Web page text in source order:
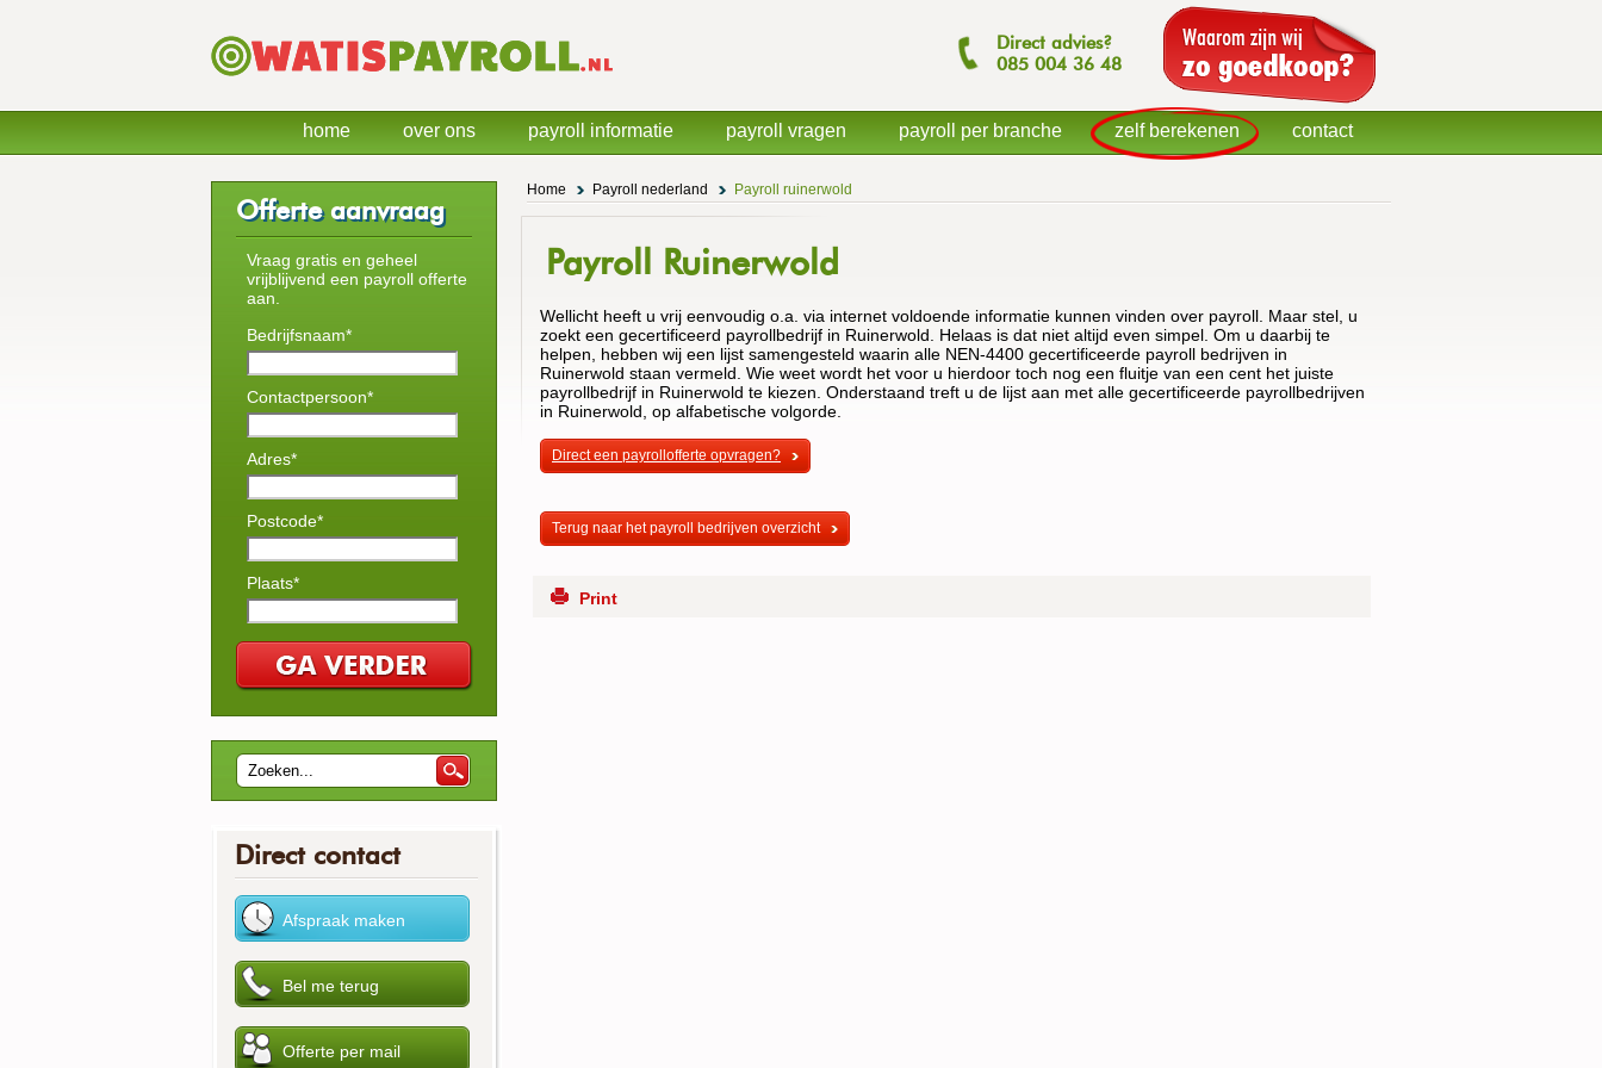
Direct advies?
085 004 36 48
Home Payroll nederland Payroll ruinerwold
Payroll Ruinerwold
Wellicht heeft u vrij eenvoudig o.a. via internet voldoende informatie kunnen vinden over payroll. Maar stel, u
zoekt een gecertificeerd payrollbedrijf in Ruinerwold. Helaas is dat niet altijd even simpel. Om u daarbij te
helpen, hebben wij een lijst samengesteld waarin alle NEN-4400 gecertificeerde payroll bedrijven in
Ruinerwold staan vermeld. Wie weet wordt het voor u hierdoor toch nog een fluitje van een cent het juiste
payrollbedrijf in Ruinerwold te kiezen. Onderstaand treft u de lijst aan met alle gecertificeerde payrollbedrijven
in Ruinerwold, op alfabetische volgorde.
Direct een payrollofferte opvragen?
Terug naar het payroll bedrijven overzicht
Print
Offerte aanvraag
Vraag gratis en geheel
vrijblijvend een payroll offerte
aan.
Bedrijfsnaam*
Contactpersoon*
Adres*
Postcode*
Plaats*
Direct contact
home over ons payroll informatie payroll vragen payroll per branche zelf berekenen contact